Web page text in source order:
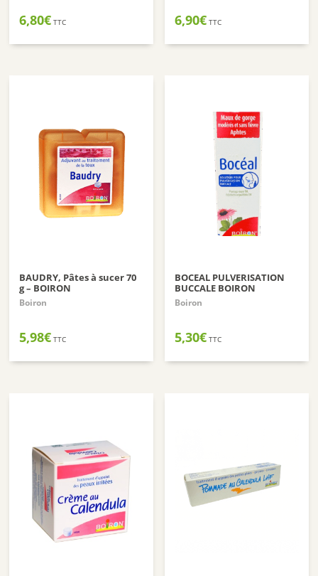
6,80€ TTC 6,90€ TTC
BAUDRY, Pâtes à sucer 70
g – BOIRON
Boiron
5,98€ TTC
BOCEAL PULVERISATION
BUCCALE BOIRON
Boiron
5,30€ TTC